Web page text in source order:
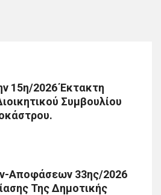
15η/2026 Έκτακτη
Συμβουλίου
Αποφάσεων 33ης/2026
Της Δημοτικής